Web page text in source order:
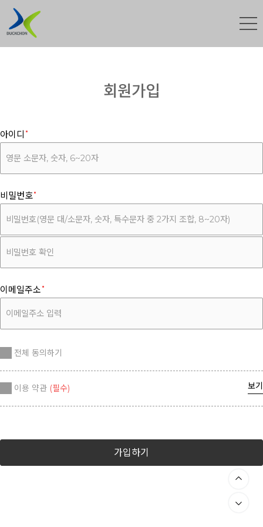
회원가입
아이디
비밀번호
이메일주소
전체 동의하기
이용 약관 (필수) 보기
가입하기